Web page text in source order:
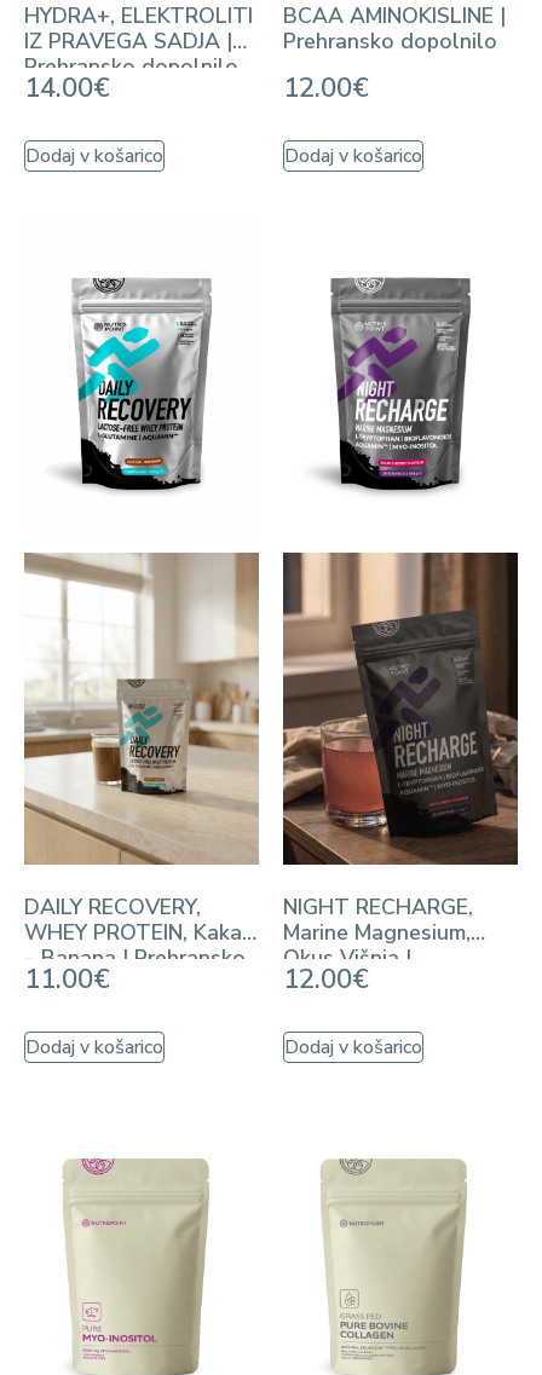
HYDRA+, ELEKTROLITI
IZ PRAVEGA SADJA |
Prehransko dopolnilo
14.00€
Dodaj v košarico
BCAA AMINOKISLINE |
Prehransko dopolnilo
12.00€
Dodaj v košarico
DAILY RECOVERY,
WHEY PROTEIN, Kakav
– Banana | Prehransko
dopolnilo
11.00€
Dodaj v košarico
NIGHT RECHARGE,
Marine Magnesium,
Okus Višnja |
Prehransko dopolnilo
12.00€
Dodaj v košarico